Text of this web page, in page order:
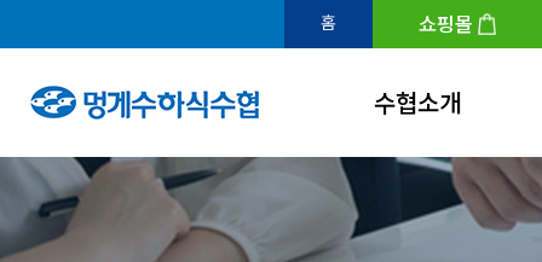
홈 쇼핑몰
수협소개
인사말
연혁